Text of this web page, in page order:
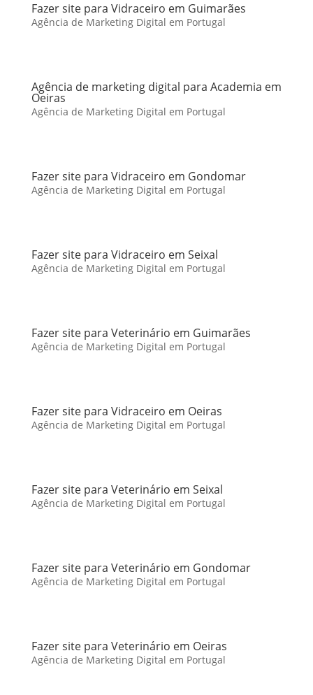
Fazer site para Vidraceiro em Guimarães
Agência de Marketing Digital em Portugal
Agência de marketing digital para Academia em
Oeiras
Agência de Marketing Digital em Portugal
Fazer site para Vidraceiro em Gondomar
Agência de Marketing Digital em Portugal
Fazer site para Vidraceiro em Seixal
Agência de Marketing Digital em Portugal
Fazer site para Veterinário em Guimarães
Agência de Marketing Digital em Portugal
Fazer site para Vidraceiro em Oeiras
Agência de Marketing Digital em Portugal
Fazer site para Veterinário em Seixal
Agência de Marketing Digital em Portugal
Fazer site para Veterinário em Gondomar
Agência de Marketing Digital em Portugal
Fazer site para Veterinário em Oeiras
Agência de Marketing Digital em Portugal